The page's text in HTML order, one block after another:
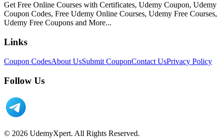
Get Free Online Courses with Certificates, Udemy Coupon, Udemy
Coupon Codes, Free Udemy Online Courses, Udemy Free Courses,
Udemy Free Coupons and More...
Links
Coupon CodesAbout UsSubmit CouponContact UsPrivacy Policy
Follow Us
© 2026 UdemyXpert. All Rights Reserved.